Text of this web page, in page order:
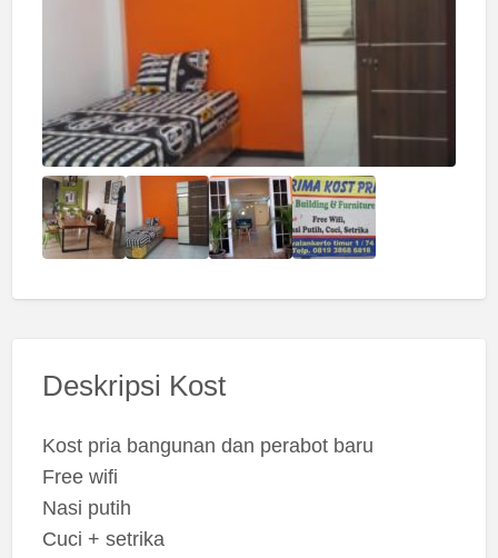
Deskripsi Kost
Kost pria bangunan dan perabot baru
Free wifi
Nasi putih
Cuci + setrika